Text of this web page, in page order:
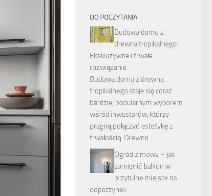
DO POCZYTANIA
Budowa domu z
drewna tropikalnego:
Ekskluzywne i trwałe
rozwiązanie
Budowa domu z drewna
tropikalnego staje się coraz
bardziej popularnym wyborem
wśród inwestorów, którzy
pragną połączyć estetykę z
trwałością. Drewno …
Ogród zimowy – jak
zamienić balkon w
przytulne miejsce na
odpoczynek